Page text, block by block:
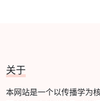
关于
本网站是一个以传播学为